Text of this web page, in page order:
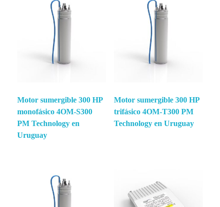
Motor sumergible 300 HP
monofásico 4OM-S300
PM Technology en
Uruguay
Motor sumergible 300 HP
trifásico 4OM-T300 PM
Technology en Uruguay